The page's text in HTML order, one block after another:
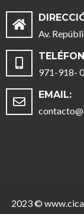
Av.
971-918-
EMAIL:
2023 ©